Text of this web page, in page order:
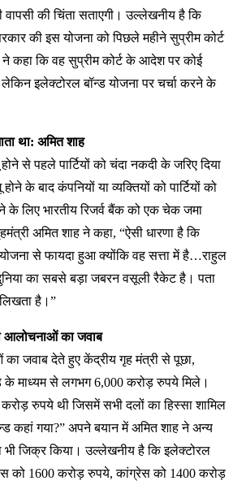
वापसी की चिंता सताएगी। उल्लेखनीय है कि
की इस योजना को पिछले महीने सुप्रीम कोर्ट
ने कहा कि वह सुप्रीम कोर्ट के आदेश पर कोई
लेकिन इलेक्टोरल बॉन्ड योजना पर चर्चा करने के
था: अमित शाह
से पहले पार्टियों को चंदा नकदी के जरिए दिया
के बाद कंपनियों या व्यक्तियों को पार्टियों को
के लिए भारतीय रिजर्व बैंक को एक चेक जमा
अमित शाह ने कहा, “ऐसी धारणा है कि
से फायदा हुआ क्योंकि वह सत्ता में है…राहुल
का सबसे बड़ा जबरन वसूली रैकेट है। पता
है।”
आलोचनाओं का जवाब
का जवाब देते हुए केंद्रीय गृह मंत्री से पूछा,
के माध्यम से लगभग 6,000 करोड़ रुपये मिले।
रुपये थी जिसमें सभी दलों का हिस्सा शामिल
कहां गया?” अपने बयान में अमित शाह ने अन्य
भी जिक्र किया। उल्लेखनीय है कि इलेक्टोरल
को 1600 करोड़ रुपये, कांग्रेस को 1400 करोड़